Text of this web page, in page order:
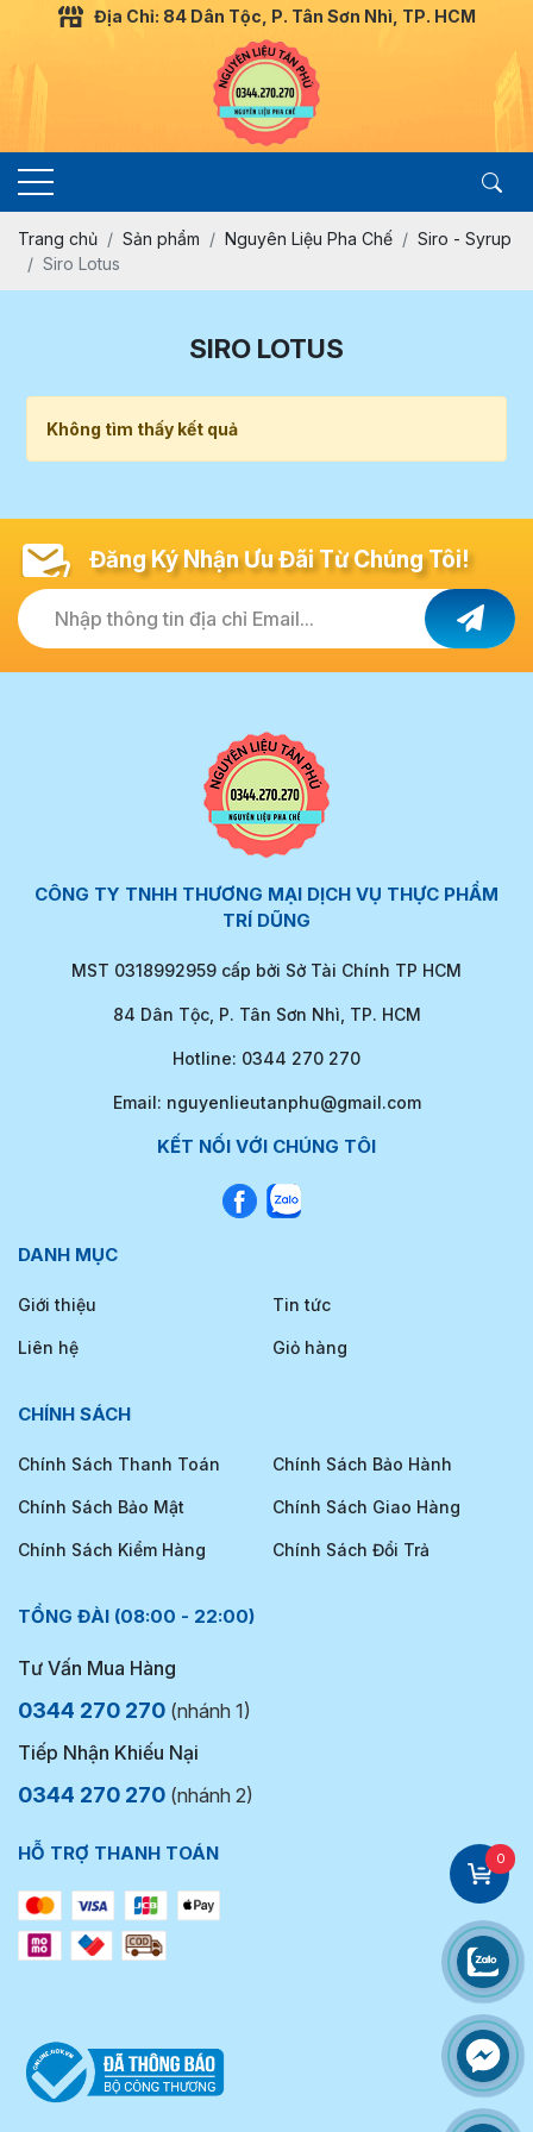
Địa Chỉ: 84 Dân Tộc, P. Tân Sơn Nhì, TP. HCM
Trang chủ Sản phẩm Nguyên Liệu Pha Chế
Siro - Syrup
Siro Lotus
SIRO LOTUS
Không tìm thấy kết quả
Đăng Ký Nhận Ưu Đãi Từ Chúng Tôi!
Nhập thông tin địa chỉ Email...
CÔNG TY TNHH THƯƠNG MẠI DỊCH VỤ THỰC PHẨM
TRÍ DŨNG
MST 0318992959 cấp bởi Sở Tài Chính TP HCM
84 Dân Tộc, P. Tân Sơn Nhì, TP. HCM
Hotline: 0344 270 270
Email: nguyenlieutanphu@gmail.com
KẾT NỐI VỚI CHÚNG TÔI
DANH MỤC
Giới thiệu Tin tức
Liên hệ Giỏ hàng
CHÍNH SÁCH
Chính Sách Thanh Toán Chính Sách Bảo Hành
Chính Sách Bảo Mật Chính Sách Giao Hàng
Chính Sách Kiểm Hàng Chính Sách Đổi Trả
TỔNG ĐÀI (08:00 - 22:00)
Tư Vấn Mua Hàng
0344 270 270 (nhánh 1)
Tiếp Nhận Khiếu Nại
0344 270 270 (nhánh 2)
HỖ TRỢ THANH TOÁN 0